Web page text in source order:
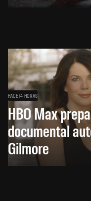
HACE 14 HORAS
HBO Max
documental
Gilmore